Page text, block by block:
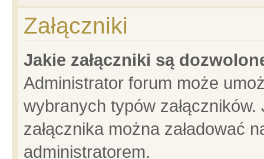
Załączniki
Jakie załączniki są
Administrator forum może
wybranych typów
załącznika można załadować
administratorem.